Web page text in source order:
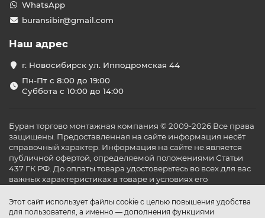
Этот сайт использует файлы cookie с целью повышения удобства
для пользователя, а именно — дополнения функциями
WhatsApp
buransibir@gmail.com
Наш адрес
г. Новосибирск ул. Ипподромская 44
Пн-Пт с 8:00 до 19:00
Суббота с 10:00 до 14:00
Буран торгово монтажная компания © 2009-2026 Все права
защищены. Предоставленная на сайте информация несёт
справочный характер. Информация на сайте не является
публичной офертой, определяемой положениями Статьи
437 ГК РФ. До оплаты товара удостоверьтесь во всех для вас
важных характеристиках в товаре и условиях его